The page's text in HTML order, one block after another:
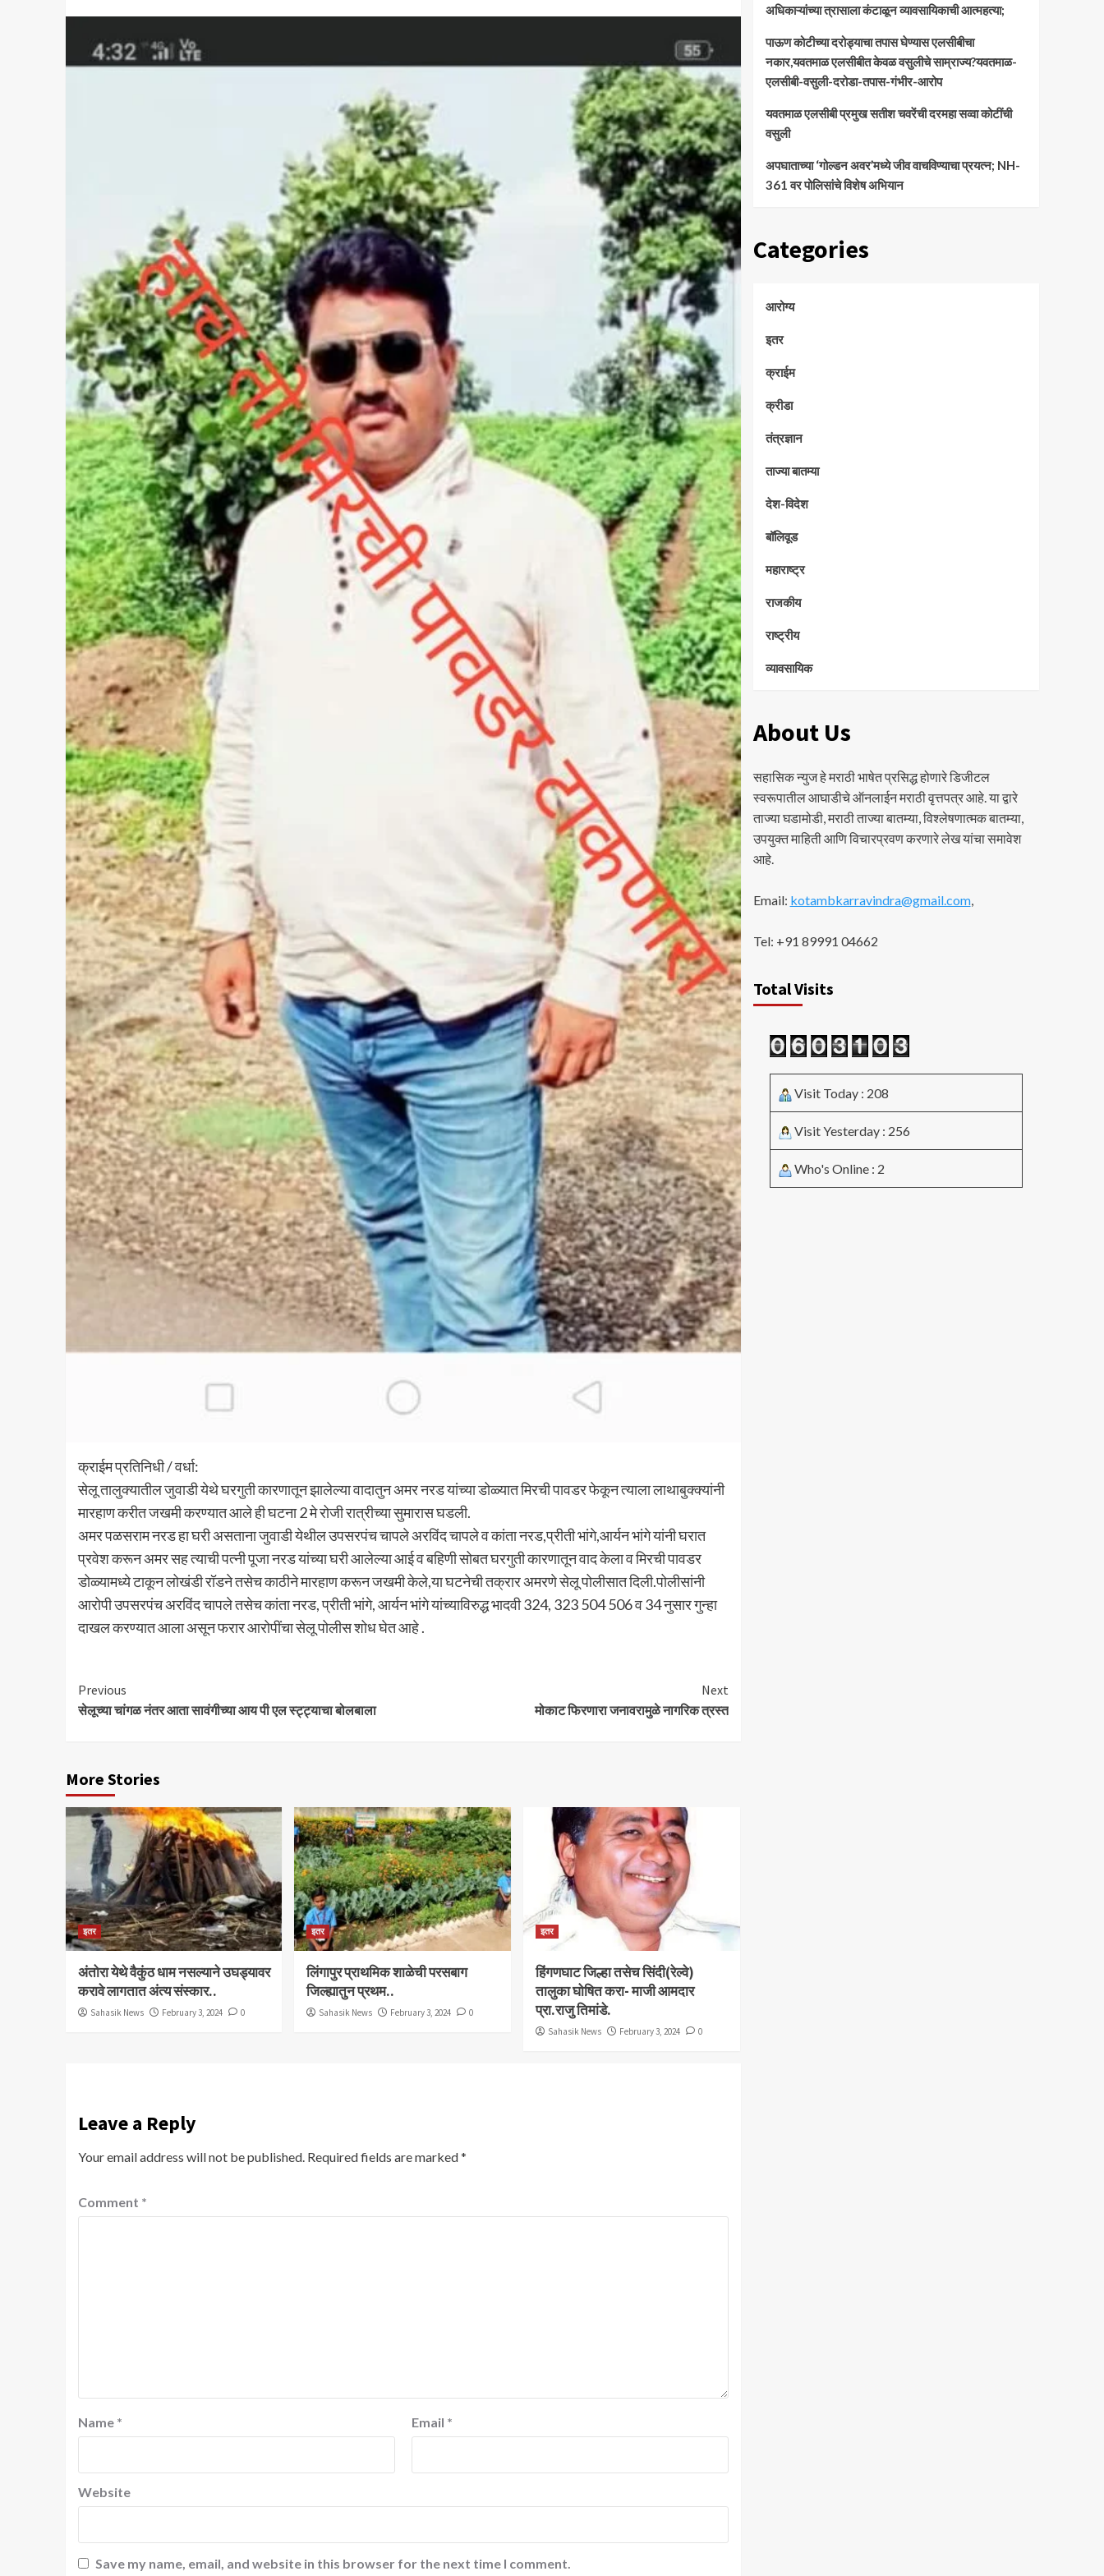
क्राईम प्रतिनिधी / वर्धा:
सेलू तालुक्यातील जुवाडी येथे घरगुती कारणातून झालेल्या वादातुन अमर नरड यांच्या डोळ्यात मिरची पावडर फेकून त्याला लाथाबुक्क्यांनी
मारहाण करीत जखमी करण्यात आले ही घटना 2 मे रोजी रात्रीच्या सुमारास घडली.
अमर पळसराम नरड हा घरी असताना जुवाडी येथील उपसरपंच चापले अरविंद चापले व कांता नरड,प्रीती भांगे,आर्यन भांगे यांनी घरात
प्रवेश करून अमर सह त्याची पत्नी पूजा नरड यांच्या घरी आलेल्या आई व बहिणी सोबत घरगुती कारणातून वाद केला व मिरची पावडर
डोळ्यामध्ये टाकून लोखंडी रॉडने तसेच काठीने मारहाण करून जखमी केले,या घटनेची तक्रार अमरणे सेलू पोलीसात दिली.पोलीसांनी
आरोपी उपसरपंच अरविंद चापले तसेच कांता नरड, प्रीती भांगे, आर्यन भांगे यांच्याविरुद्ध भादवी 324, 323 504 506 व 34 नुसार गुन्हा
दाखल करण्यात आला असून फरार आरोपींचा सेलू पोलीस शोध घेत आहे .
Continue
Reading
Previous
सेलूच्या चांगळ नंतर आता सावंगीच्या आय पी एल स्ट्ट्याचा बोलबाला
Next
मोकाट फिरणारा जनावरामुळे नागरिक त्रस्त
More Stories
इतर
अंतोरा येथे वैकुंठ धाम नसल्याने उघड्यावर
करावे लागतात अंत्य संस्कार..
Sahasik News February 3, 2024 0
इतर
लिंगापुर प्राथमिक शाळेची परसबाग
जिल्ह्यातुन प्रथम..
Sahasik News February 3, 2024 0
इतर
हिंगणघाट जिल्हा तसेच सिंदी(रेल्वे)
तालुका घोषित करा- माजी आमदार
प्रा.राजु तिमांडे.
Sahasik News February 3, 2024 0
Leave a Reply
Your email address will not be published. Required fields are marked*
Comment *
Name * Email *
Website
Save my name, email, and website in this browser for the next time I comment.
अधिकाऱ्यांच्या त्रासाला कंटाळून व्यावसायिकाची आत्महत्या;
पाऊण कोटीच्या दरोड्याचा तपास घेण्यास एलसीबीचा
नकार,यवतमाळ एलसीबीत केवळ वसुलीचे साम्राज्य?यवतमाळ-
एलसीबी-वसुली-दरोडा-तपास-गंभीर-आरोप
यवतमाळ एलसीबी प्रमुख सतीश चवरेंची दरमहा सव्वा कोटींची
वसुली
अपघाताच्या ‘गोल्डन अवर’मध्ये जीव वाचविण्याचा प्रयत्न; NH-
361 वर पोलिसांचे विशेष अभियान
Categories
आरोग्य
इतर
क्राईम
क्रीडा
तंत्रज्ञान
ताज्या बातम्या
देश-विदेश
बॉलिवूड
महाराष्ट्र
राजकीय
राष्ट्रीय
व्यावसायिक
About Us
सहासिक न्युज हे मराठी भाषेत प्रसिद्ध होणारे डिजीटल
स्वरूपातील आघाडीचे ऑनलाईन मराठी वृत्तपत्र आहे. या द्वारे
ताज्या घडामोडी, मराठी ताज्या बातम्या, विश्लेषणात्मक बातम्या,
उपयुक्त माहिती आणि विचारप्रवण करणारे लेख यांचा समावेश
आहे.
Email: kotambkarravindra@gmail.com,
Tel: +91 89991 04662
Total Visits
Visit Today : 208
Visit Yesterday : 256
Who's Online : 2